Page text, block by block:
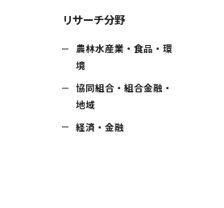
リサーチ分野
農林水産業・食品・環
境
協同組合・組合金融・
地域
経済・金融